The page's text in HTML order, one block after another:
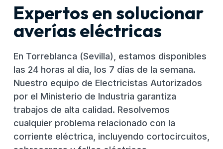
Expertos en solucionar
averías eléctricas
En Torreblanca (Sevilla), estamos disponibles
las 24 horas al día, los 7 días de la semana.
Nuestro equipo de Electricistas Autorizados
por el Ministerio de Industria garantiza
trabajos de alta calidad. Resolvemos
cualquier problema relacionado con la
corriente eléctrica, incluyendo cortocircuitos,